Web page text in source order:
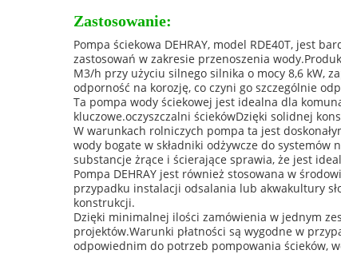
Zastosowanie:
Pompa ściekowa DEHRAY, model RDE40T, jest
zastosowań w zakresie przenoszenia
M3/h przy użyciu silnego silnika o mocy 8,6 kW,
odporność na korozję, co czyni go szczególnie
Ta pompa wody ściekowej jest idealna dla
kluczowe.oczyszczalni ściekówDzięki solidnej
W warunkach rolniczych pompa ta jest
wody bogate w składniki odżywcze do
substancje żrące i ścierające sprawia, że jest
Pompa DEHRAY jest również stosowana w
przypadku instalacji odsalania lub akwakultury
konstrukcji.
Dzięki minimalnej ilości zamówienia w jednym
projektów.Warunki płatności są wygodne w
odpowiednim do potrzeb pompowania ścieków,